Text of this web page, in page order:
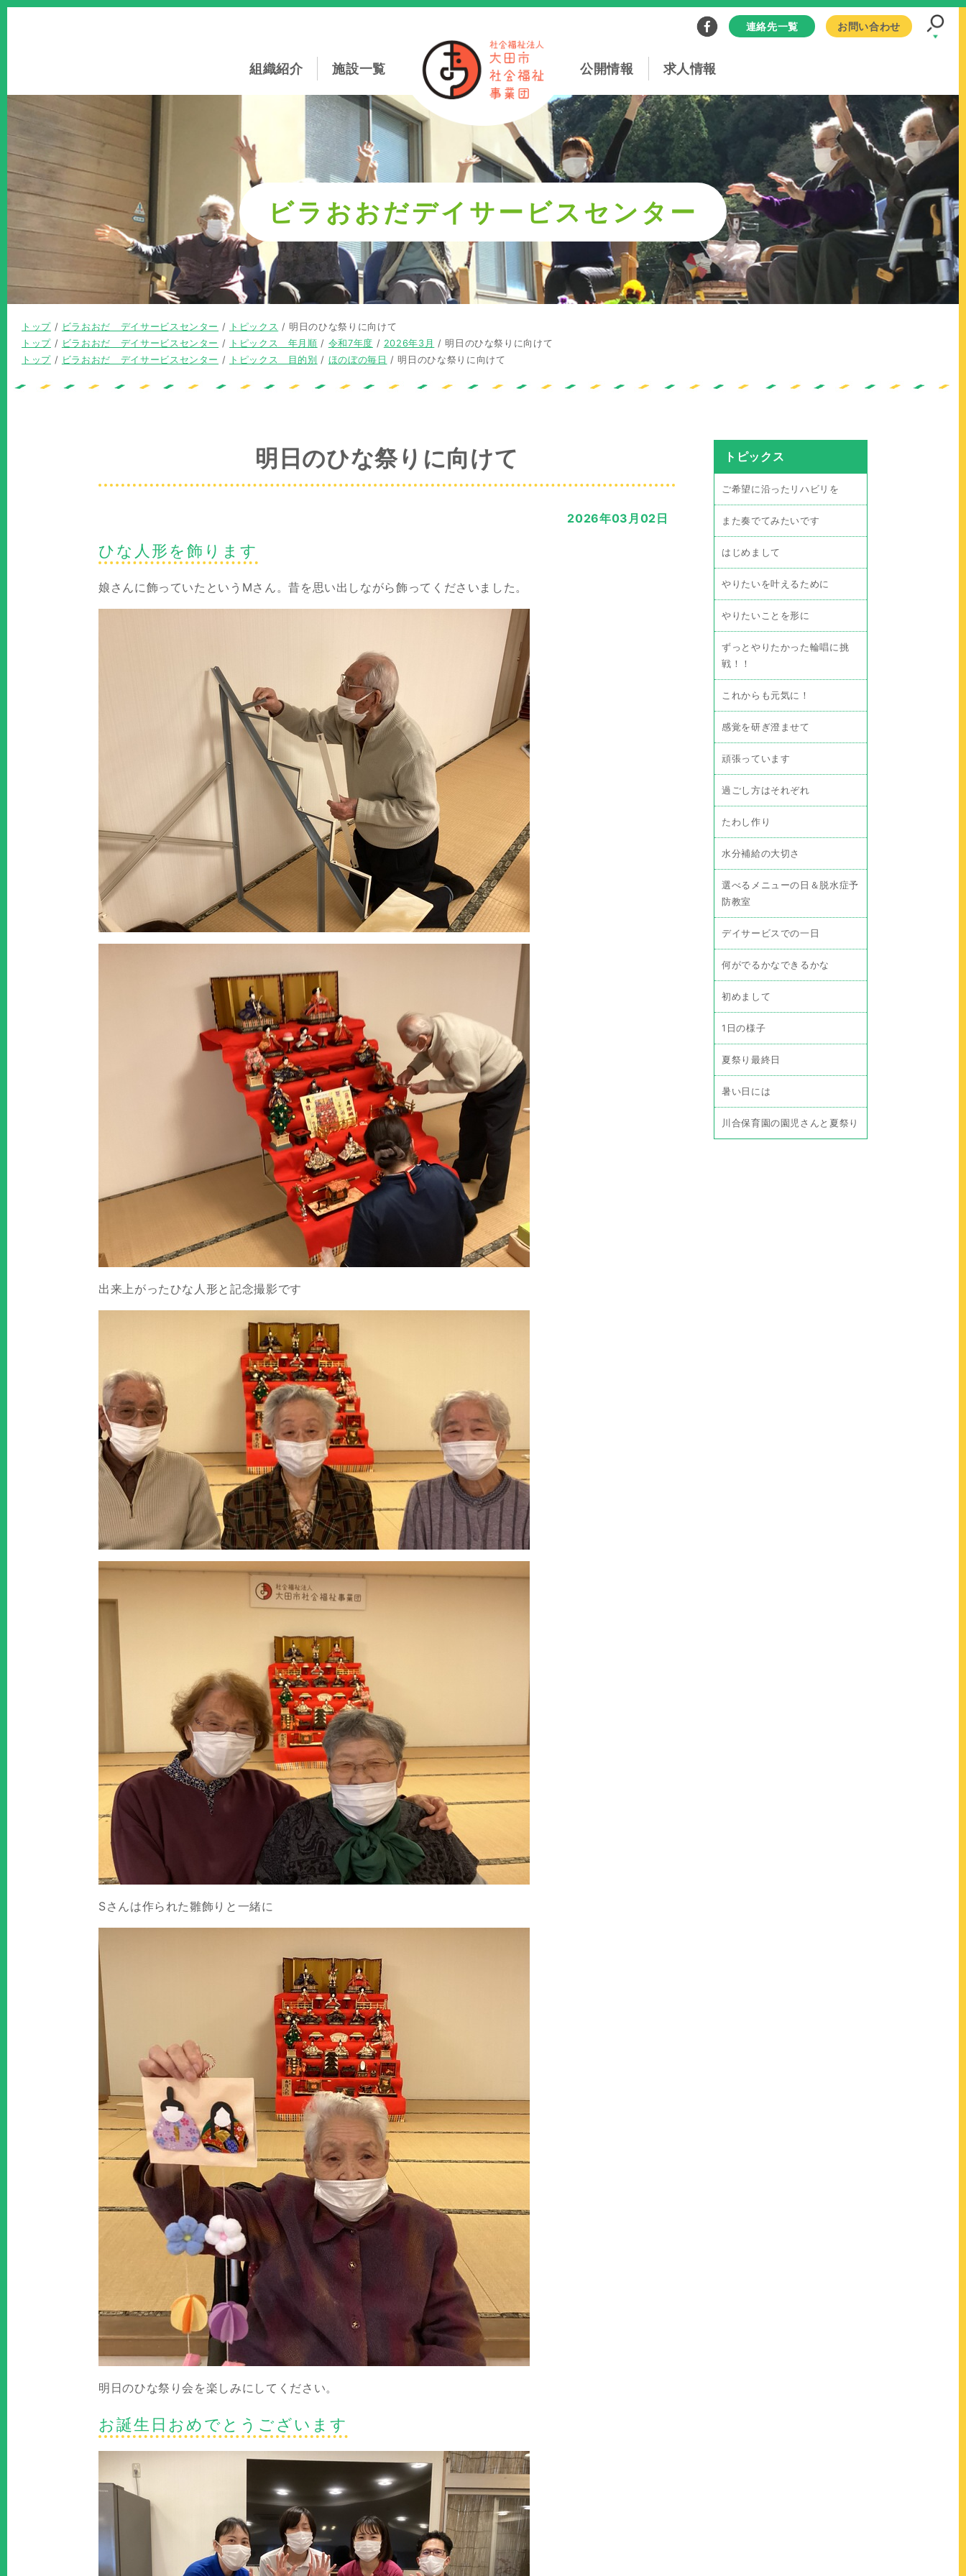
このページの本文へ
連絡先一覧 お問い合わせ
組織紹介 施設一覧 公開情報 求人情報
ビラおおだデイサービスセンター
現
在
の
置：
トップ/ ビラおおだ デイサービスセンター / トピックス /明日のひな祭りに向けて
現
在
トップ/ ビラおおだ デイサービスセンター / トピックス 年月順 / 令和7年度 / 2026年3月 /明日のひな祭りに向けて
現
トップ/ ビラおおだ デイサービスセンター / トピックス 目的別 / ほのぼの毎日 /明日のひな祭りに向けて
明日のひな祭りに向けて
2026年03月02日
ひな人形を飾ります
娘さんに飾っていたというMさん。昔を思い出しながら飾ってくださいました。
出来上がったひな人形と記念撮影です
Sさんは作られた雛飾りと一緒に
明日のひな祭り会を楽しみにしてください。
お誕生日おめでとうございます
トピックス
ご希望に沿ったリハビリを
また奏でてみたいです
はじめまして
やりたいを叶えるために
やりたいことを形に
ずっとやりたかった輪唱に挑
戦！！
これからも元気に！
感覚を研ぎ澄ませて
頑張っています
過ごし方はそれぞれ
たわし作り
水分補給の大切さ
選べるメニューの日＆脱水症予
防教室
デイサービスでの一日
何がでるかなできるかな
初めまして
1日の様子
夏祭り最終日
暑い日には
川合保育園の園児さんと夏祭り